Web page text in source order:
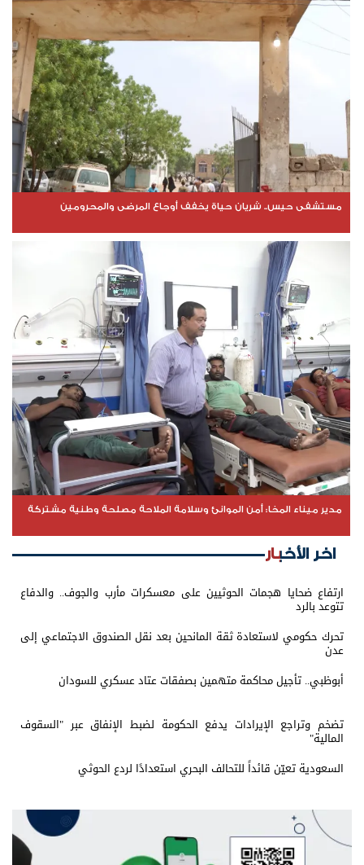
مستشفى حيس.. شريان حياة يخفف أوجاع المرضى والمحرومين
مدير ميناء المخا: أمن الموانئ وسلامة الملاحة مصلحة وطنية مشتركة
اخر الأخبار
ارتفاع ضحايا هجمات الحوثيين على معسكرات مأرب والجوف.. والدفاع
تتوعد بالرد
تحرك حكومي لاستعادة ثقة المانحين بعد نقل الصندوق الاجتماعي إلى
عدن
أبوظبي.. تأجيل محاكمة متهمين بصفقات عتاد عسكري للسودان
تضخم وتراجع الإيرادات يدفع الحكومة لضبط الإنفاق عبر "السقوف
المالية"
السعودية تعيّن قائداً للتحالف البحري استعدادًا لردع الحوثي